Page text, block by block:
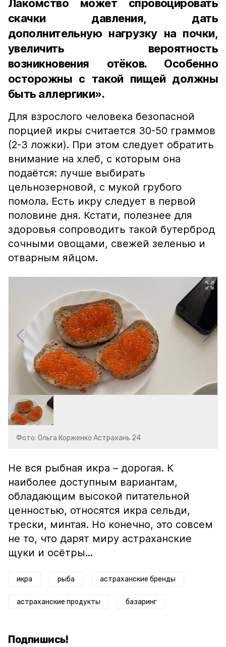
Лакомство может спровоцировать
скачки давления, дать
дополнительную нагрузку на почки,
увеличить вероятность
возникновения отёков. Особенно
осторожны с такой пищей должны
быть аллергики».
Для взрослого человека безопасной
порцией икры считается 30-50 граммов
(2-3 ложки). При этом следует обратить
внимание на хлеб, с которым она
подаётся: лучше выбирать
цельнозерновой, с мукой грубого
помола. Есть икру следует в первой
половине дня. Кстати, полезнее для
здоровья сопроводить такой бутерброд
сочными овощами, свежей зеленью и
отварным яйцом.
Фото: Ольга Корженко Астрахань 24
Не вся рыбная икра – дорогая. К
наиболее доступным вариантам,
обладающим высокой питательной
ценностью, относятся икра сельди,
трески, минтая. Но конечно, это совсем
не то, что дарят миру астраханские
щуки и осётры...
икра рыба астраханские бренды
астраханские продукты базаринг
Подпишись!